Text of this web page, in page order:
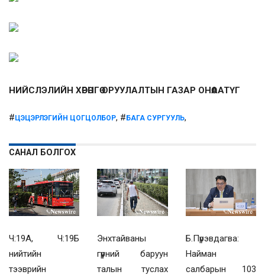
НИЙСЛЭЛИЙН ХӨРӨНГӨ ОРУУЛАЛТЫН ГАЗАР ОНӨААТҮГ
# ЦЭЦЭРЛЭГИЙН ЦОГЦОЛБОР, # БАГА СУРГУУЛЬ,
САНАЛ БОЛГОХ
Ч:19А, Ч:19Б
нийтийн
тээврийн
Энхтайваны
гүүрний баруун
талын туслах
Б.Пүрэвдагва:
Найман
салбарын 103